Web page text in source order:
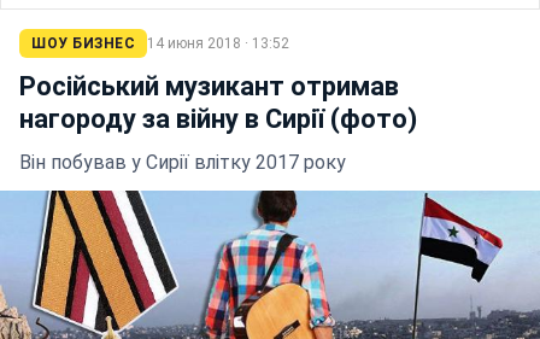
ШОУ БИЗНЕС 14 июня 2018 · 13:52
Російський музикант отримав
нагороду за війну в Сирії (фото)
Він побував у Сирії влітку 2017 року